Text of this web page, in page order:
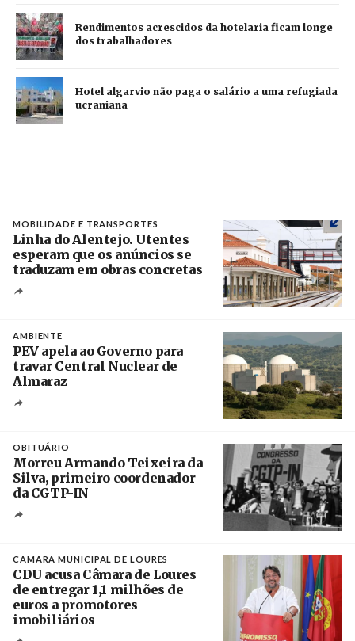
Rendimentos acrescidos da hotelaria ficam longe
dos trabalhadores
Hotel algarvio não paga o salário a uma refugiada
ucraniana
MOBILIDADE E TRANSPORTES
Linha do Alentejo. Utentes
esperam que os anúncios se
traduzam em obras concretas
AMBIENTE
PEV apela ao Governo para
travar Central Nuclear de
Almaraz
OBITUÁRIO
Morreu Armando Teixeira da
Silva, primeiro coordenador
da CGTP-IN
CÂMARA MUNICIPAL DE LOURES
CDU acusa Câmara de Loures
de entregar 1,1 milhões de
euros a promotores
imobiliários